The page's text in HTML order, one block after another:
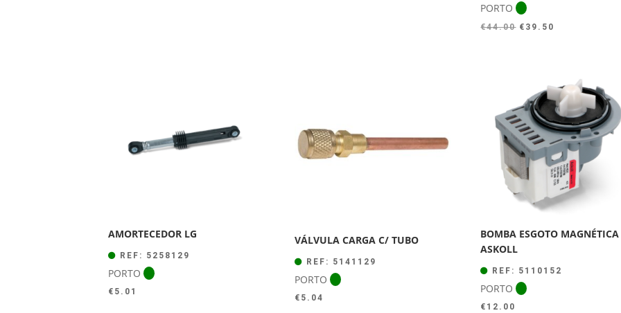
PORTO
€44.00 O
€44.00.
€ 39.50
€39.50.
AMORTECEDOR LG
REF: 5258129
PORTO
€ 5.01
VÁLVULA CARGA C/ TUBO
REF: 5141129
PORTO
€ 5.04
BOMBA ESGOTO MAGNÉTICA
ASKOLL
REF: 5110152
PORTO
€ 12.00